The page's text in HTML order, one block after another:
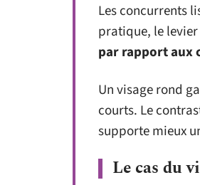
Les concurrents
pratique, le
par rapport aux
Un visage rond
courts. Le
supporte mieux
Le cas du